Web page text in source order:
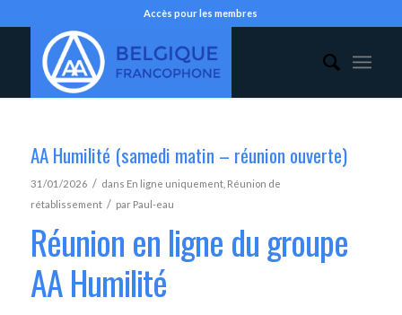
Accès pour les membres
AA Humilité (samedi matin – réunion ouverte)
31/01/2026 / dans En ligne uniquement, Réunion de
rétablissement / par Paul-eau
Réunion en ligne du groupe
AA Humilité